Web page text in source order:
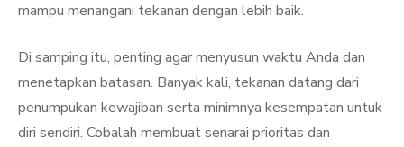
mampu menangani tekanan dengan lebih baik.
Di samping itu, penting agar menyusun waktu Anda dan
menetapkan batasan. Banyak kali, tekanan datang dari
penumpukan kewajiban serta minimnya kesempatan untuk
diri sendiri. Cobalah membuat senarai prioritas dan